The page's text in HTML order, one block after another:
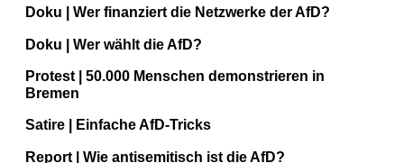
Doku | Wer finanziert die Netzwerke der AfD?
Doku | Wer wählt die AfD?
Protest | 50.000 Menschen demonstrieren in
Bremen
Satire | Einfache AfD-Tricks
Report | Wie antisemitisch ist die AfD?